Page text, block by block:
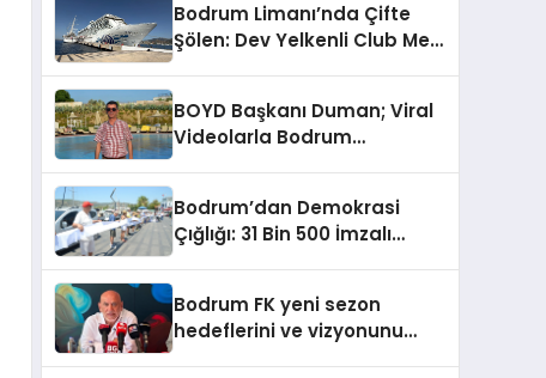
Malzeme Yapılmasını
Kınıyorum”
Bodrum Limanı’nda Çifte
Şölen: Dev Yelkenli Club Med
BOYD Başkanı Duman; Viral
Videolarla Bodrum
Bodrum’dan Demokrasi
Çığlığı: 31 Bin 500 İmzalı
Bodrum FK yeni sezon
hedeflerini ve vizyonunu